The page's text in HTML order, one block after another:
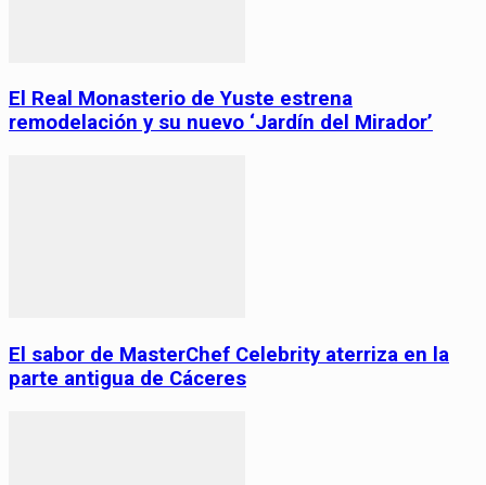
El Real Monasterio de Yuste estrena
remodelación y su nuevo ‘Jardín del Mirador’
El sabor de MasterChef Celebrity aterriza en la
parte antigua de Cáceres